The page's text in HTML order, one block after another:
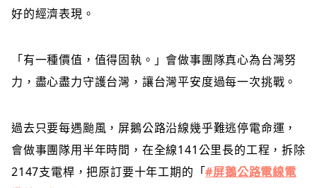
好的經濟表現。
「有一種價值，值得固執。」會做事團隊真心為台灣努
力，盡心盡力守護台灣，讓台灣平安度過每一次挑戰。
過去只要每遇颱風，屏鵝公路沿線幾乎難逃停電命運，
會做事團隊用半年時間，在全線141公里長的工程，拆除
2147支電桿，把原訂要十年工期的「#屏鵝公路電線電